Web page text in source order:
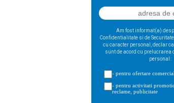
Am fost informat(a)
Confidentialitate si de
cu caracter personal, declar
sunt de acord cu prelucrarea
personal:
- pentru ofertare
- pentru activitati
reclame, publicitate